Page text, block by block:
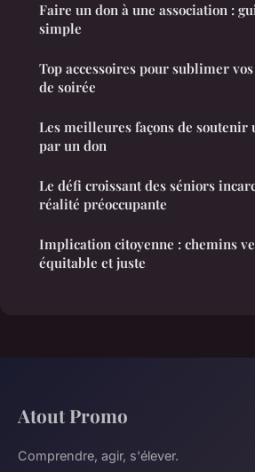
Faire un don à une association :
simple
Top accessoires pour sublimer
de soirée
Les meilleures façons de soutenir
par un don
Le défi croissant des séniors
réalité préoccupante
Implication citoyenne : chemins
équitable et juste
Atout Promo
Comprendre, agir, s'élever.